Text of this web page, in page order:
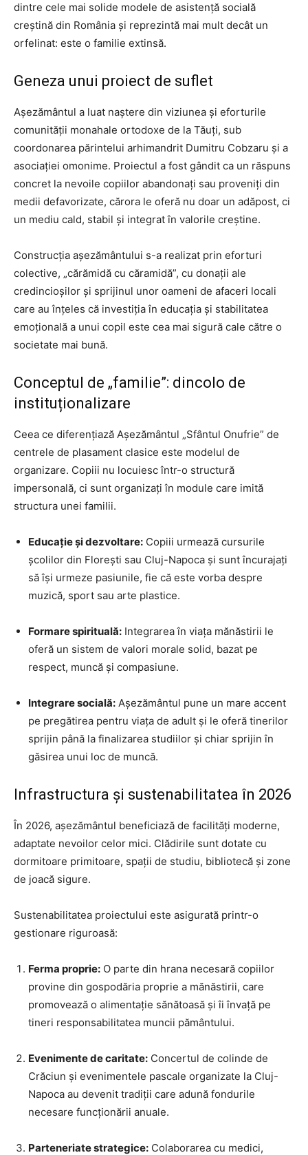
dintre cele mai solide modele de asistență socială
creștină din România și reprezintă mai mult decât un
orfelinat: este o familie extinsă.
Geneza unui proiect de suflet
Așezământul a luat naștere din viziunea și eforturile
comunității monahale ortodoxe de la Tăuți, sub
coordonarea părintelui arhimandrit Dumitru Cobzaru și a
asociației omonime. Proiectul a fost gândit ca un răspuns
concret la nevoile copiilor abandonați sau proveniți din
medii defavorizate, cărora le oferă nu doar un adăpost, ci
un mediu cald, stabil și integrat în valorile creștine.
Construcția așezământului s-a realizat prin eforturi
colective, „cărămidă cu căramidă”, cu donații ale
credincioșilor și sprijinul unor oameni de afaceri locali
care au înțeles că investiția în educația și stabilitatea
emoțională a unui copil este cea mai sigură cale către o
societate mai bună.
Conceptul de „familie”: dincolo de
instituționalizare
Ceea ce diferențiază Așezământul „Sfântul Onufrie” de
centrele de plasament clasice este modelul de
organizare. Copiii nu locuiesc într-o structură
impersonală, ci sunt organizați în module care imită
structura unei familii.
Educație și dezvoltare: Copiii urmează cursurile
școlilor din Florești sau Cluj-Napoca și sunt încurajați
să își urmeze pasiunile, fie că este vorba despre
muzică, sport sau arte plastice.
Formare spirituală: Integrarea în viața mănăstirii le
oferă un sistem de valori morale solid, bazat pe
respect, muncă și compasiune.
Integrare socială: Așezământul pune un mare accent
pe pregătirea pentru viața de adult și le oferă tinerilor
sprijin până la finalizarea studiilor și chiar sprijin în
găsirea unui loc de muncă.
Infrastructura și sustenabilitatea în 2026
În 2026, așezământul beneficiază de facilități moderne,
adaptate nevoilor celor mici. Clădirile sunt dotate cu
dormitoare primitoare, spații de studiu, bibliotecă și zone
de joacă sigure.
Sustenabilitatea proiectului este asigurată printr-o
gestionare riguroasă:
Ferma proprie: O parte din hrana necesară copiilor
provine din gospodăria proprie a mănăstirii, care
promovează o alimentație sănătoasă și îi învață pe
tineri responsabilitatea muncii pământului.
Evenimente de caritate: Concertul de colinde de
Crăciun și evenimentele pascale organizate la Cluj-
Napoca au devenit tradiții care adună fondurile
necesare funcționării anuale.
Parteneriate strategice: Colaborarea cu medici,